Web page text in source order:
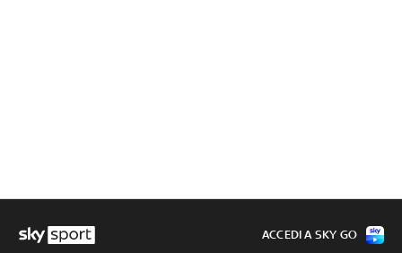
ACCEDI A SKY GO